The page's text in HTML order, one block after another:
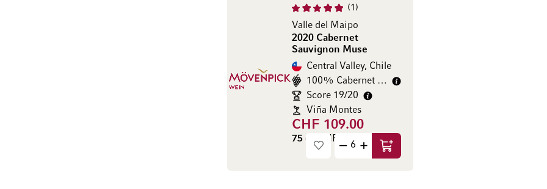
1
Valle del Maipo
2020 Cabernet
Sauvignon Muse
Central Valley, Chile
100% Cabernet Sauvignon
Score 19/20
Viña Montes
CHF 109.00
75 cl (CHF 145.33 / l)
In den Warenkorb